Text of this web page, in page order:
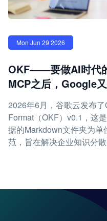
Mon Jun 29 2026
OKF——要做AI时代
MCP之后，Google
2026年6月，谷歌云发布
Format（OKF）v0.1，这
据的Markdown文件夹为
范，旨在解决企业知识分散